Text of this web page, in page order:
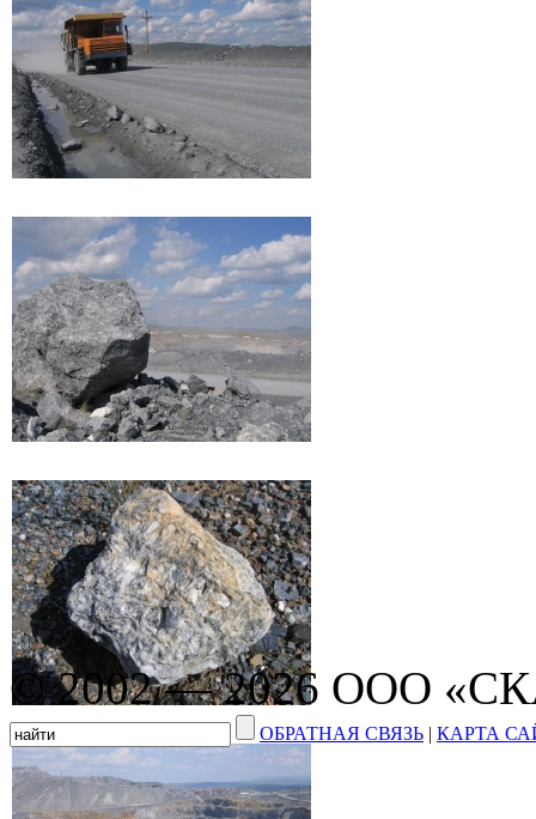
© 2002 — 2026 ООО
ОБРАТНАЯ СВЯЗЬ | КАРТА